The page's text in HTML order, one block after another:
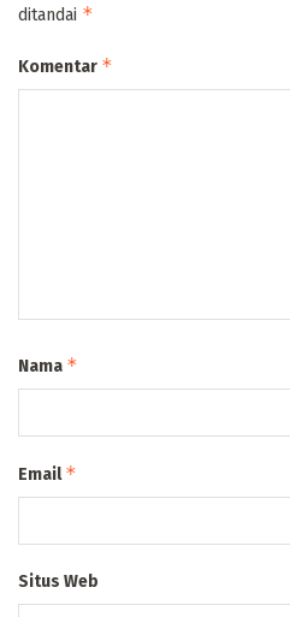
ditandai *
Komentar *
Nama *
Email*
Situs Web